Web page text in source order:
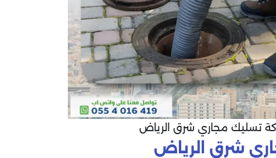
تسليك مجاري شرق الرياض
شرق الرياض